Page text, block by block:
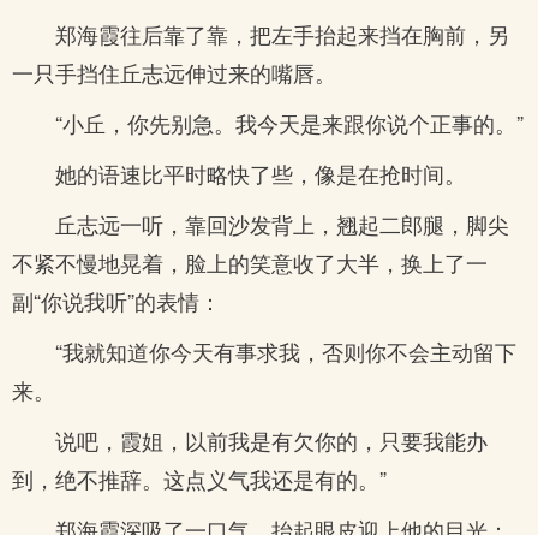
郑海霞往后靠了靠，把左手抬起来挡在胸前，另
一只手挡住丘志远伸过来的嘴唇。
“小丘，你先别急。我今天是来跟你说个正事的。”
她的语速比平时略快了些，像是在抢时间。
丘志远一听，靠回沙发背上，翘起二郎腿，脚尖
不紧不慢地晃着，脸上的笑意收了大半，换上了一
副“你说我听”的表情：
“我就知道你今天有事求我，否则你不会主动留下
来。
说吧，霞姐，以前我是有欠你的，只要我能办
到，绝不推辞。这点义气我还是有的。”